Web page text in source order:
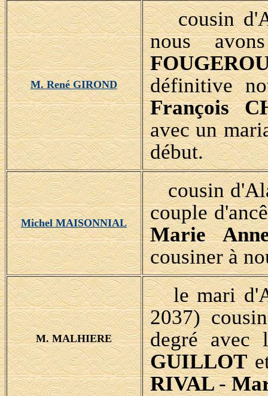
M. René GIROND
cousin
nous
définitive
François
avec un
début.
Michel MAISONNIAL
cousin
couple
Marie
cousiner à
M. MALHIERE
le mari
2037)
degré
GUILLOT
RIVAL-